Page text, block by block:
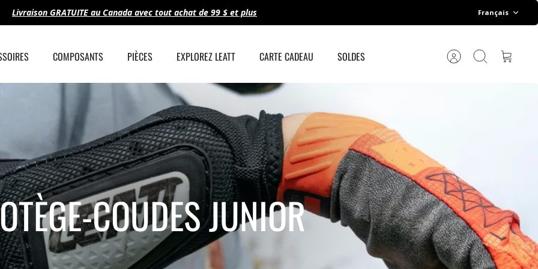
Livraison GRATUITE au Canada avec tout achat de 99 $ et plus Français
COMPOSANTS PIÈCES EXPLOREZ LEATT CARTE CADEAU SOLDES CompteRecherchePanier
COUDES JUNIOR